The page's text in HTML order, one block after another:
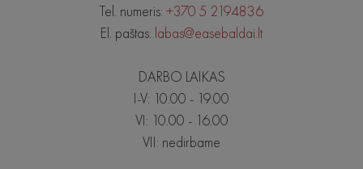
Tel. numeris: +370 5 2194836
El. paštas: labas@easebaldai.lt
DARBO LAIKAS
I-V: 10.00 - 19.00
VI: 10.00 - 16.00
VII: nedirbame